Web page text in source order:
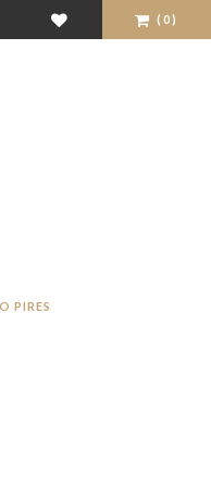
(0)
PIRES